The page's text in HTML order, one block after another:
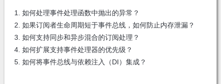
1. 如何处理事件处理函数中抛出的异常？
2. 如果订阅者生命周期短于事件总线，如何防止内存泄漏？
3. 如何支持同步和异步混合的订阅处理？
4. 如何扩展支持事件处理器的优先级？
5. 如何将事件总线与依赖注入（DI）集成？